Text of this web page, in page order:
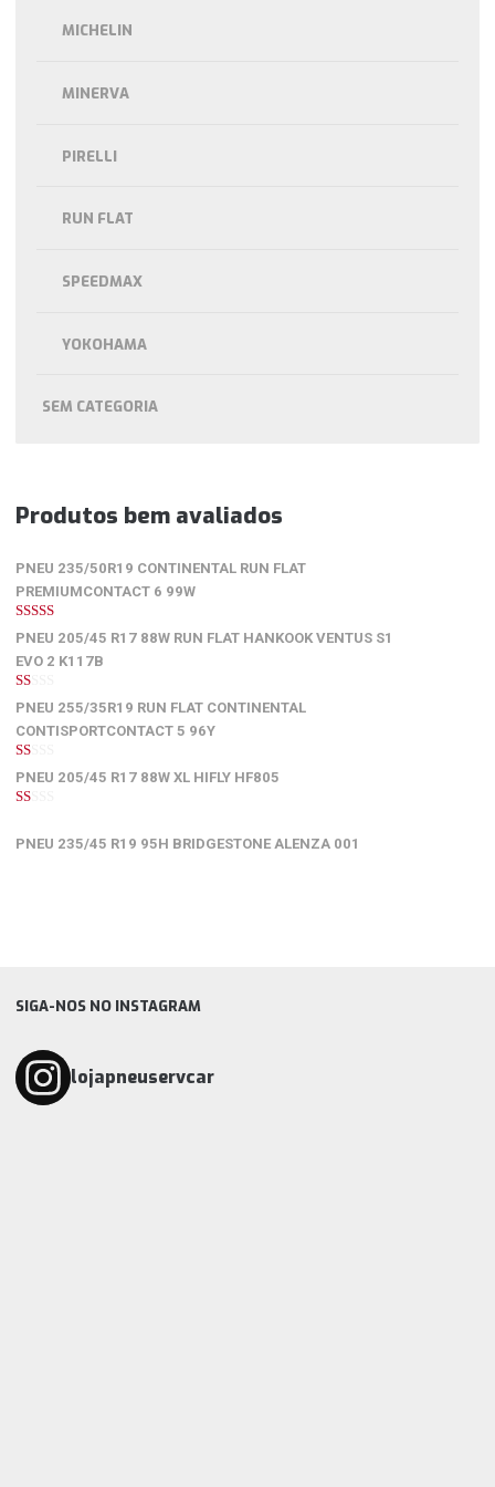
MICHELIN
MINERVA
PIRELLI
RUN FLAT
SPEEDMAX
YOKOHAMA
SEM CATEGORIA
Produtos bem avaliados
PNEU 235/50R19 CONTINENTAL RUN FLAT
PREMIUMCONTACT 6 99W
5de 5
PNEU 205/45 R17 88W RUN FLAT HANKOOK VENTUS S1
EVO 2 K117B
1
de
5
PNEU 255/35R19 RUN FLAT CONTINENTAL
CONTISPORTCONTACT 5 96Y
1
de
5
PNEU 205/45 R17 88W XL HIFLY HF805
5
PNEU 235/45 R19 95H BRIDGESTONE ALENZA 001
SIGA-NOS NO INSTAGRAM
lojapneuservcar